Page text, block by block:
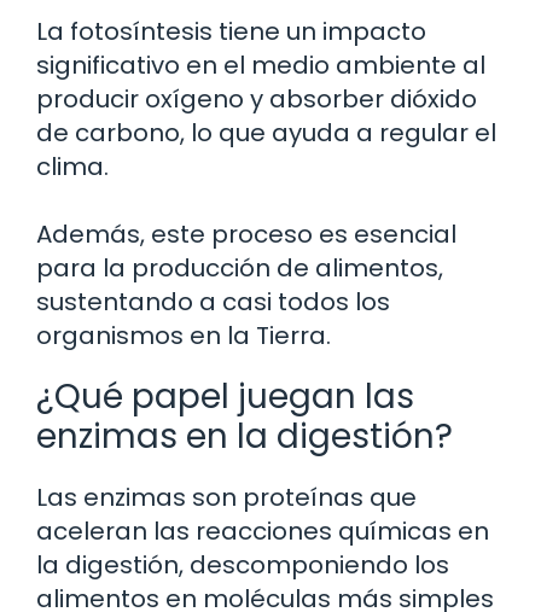
La fotosíntesis tiene un impacto
significativo en el medio ambiente al
producir oxígeno y absorber dióxido
de carbono, lo que ayuda a regular el
clima.
Además, este proceso es esencial
para la producción de alimentos,
sustentando a casi todos los
organismos en la Tierra.
¿Qué papel juegan las
enzimas en la digestión?
Las enzimas son proteínas que
aceleran las reacciones químicas en
la digestión, descomponiendo los
alimentos en moléculas más simples